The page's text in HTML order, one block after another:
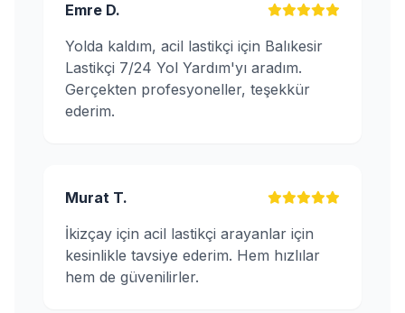
Emre D.
Yolda kaldım, acil lastikçi için Balıkesir
Lastikçi 7/24 Yol Yardım'yı aradım.
Gerçekten profesyoneller, teşekkür
ederim.
Murat T.
İkizçay için acil lastikçi arayanlar için
kesinlikle tavsiye ederim. Hem hızlılar
hem de güvenilirler.